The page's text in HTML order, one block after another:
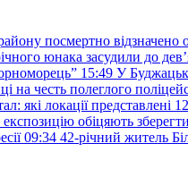
посмертно
юнака засудили до
15:49 У
на честь полеглого
які локації представлені
обіцяють зберегти
09:34 42-річний житель